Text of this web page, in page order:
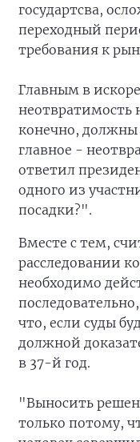
государтсва,
переходный
требования к
Главным в
неотвратимость
конечно, должны
главное -
ответил
одного из
посадки?".
Вместе с тем,
расследовании
необходимо
что, если суды
должной
в 37-й год.
"Выносить
только потому,